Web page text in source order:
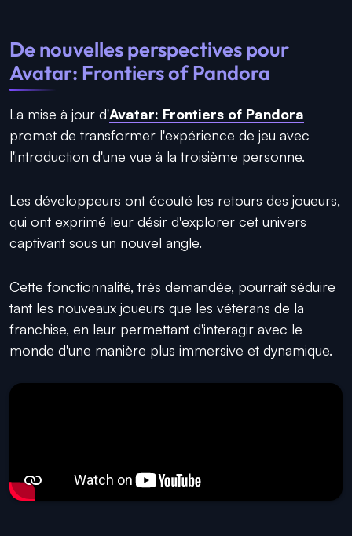
De nouvelles perspectives pour
Avatar: Frontiers of Pandora
La mise à jour d'Avatar: Frontiers of Pandora
promet de transformer l'expérience de jeu avec
l'introduction d'une vue à la troisième personne.
Les développeurs ont écouté les retours des joueurs,
qui ont exprimé leur désir d'explorer cet univers
captivant sous un nouvel angle.
Cette fonctionnalité, très demandée, pourrait séduire
tant les nouveaux joueurs que les vétérans de la
franchise, en leur permettant d'interagir avec le
monde d'une manière plus immersive et dynamique.